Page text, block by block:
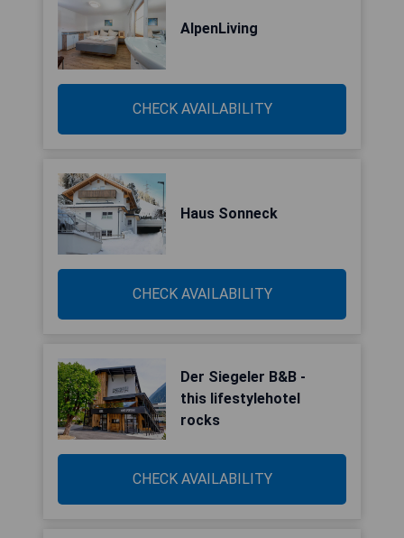
AlpenLiving
CHECK AVAILABILITY
Haus Sonneck
CHECK AVAILABILITY
Der Siegeler B&B -
this lifestylehotel
rocks
CHECK AVAILABILITY